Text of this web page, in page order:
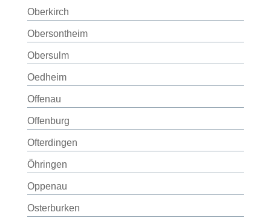
Oberkirch
Obersontheim
Obersulm
Oedheim
Offenau
Offenburg
Ofterdingen
Öhringen
Oppenau
Osterburken